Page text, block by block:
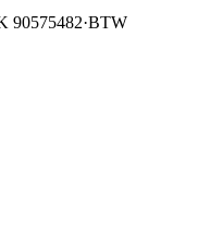
90575482·BTW